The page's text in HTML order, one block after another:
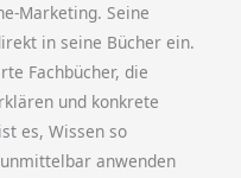
Marketing. Seine
in seine Bücher ein.
Fachbücher, die
und konkrete
es, Wissen so
anwenden